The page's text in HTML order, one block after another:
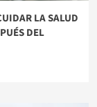
LA SALUD
DEL